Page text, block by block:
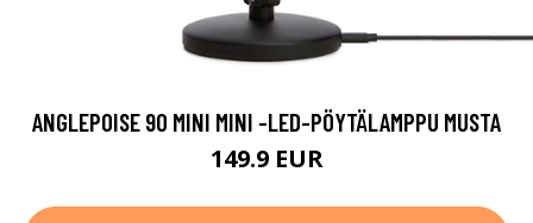
ANGLEPOISE 90 MINI MINI -LED-PÖYTÄLAMPPU MUSTA
149.9 EUR